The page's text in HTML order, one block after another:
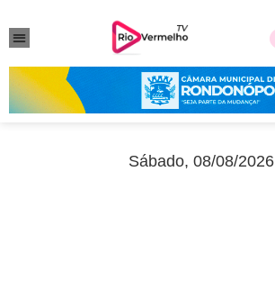
Sábado, 08/08/2026